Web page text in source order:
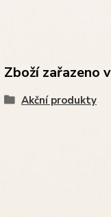
Zboží zařazeno
Akční produkty